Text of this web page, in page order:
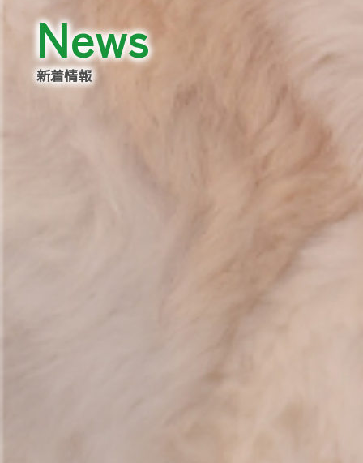
News
新着情報